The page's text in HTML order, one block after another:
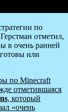
по
отметил,
в очень ранней
или
по Minecraft
отметившаяся
, который
«очень